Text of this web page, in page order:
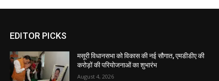
EDITOR PICKS
मसूरी विधानसभा को विकास की नई सौगात, एमडीडीए की
करोड़ों की परियोजनाओं का शुभारंभ
August 4, 2026